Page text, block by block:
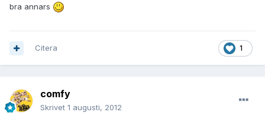
bra annars
1
Citera
comfy
Skrivet 1 augusti, 2012